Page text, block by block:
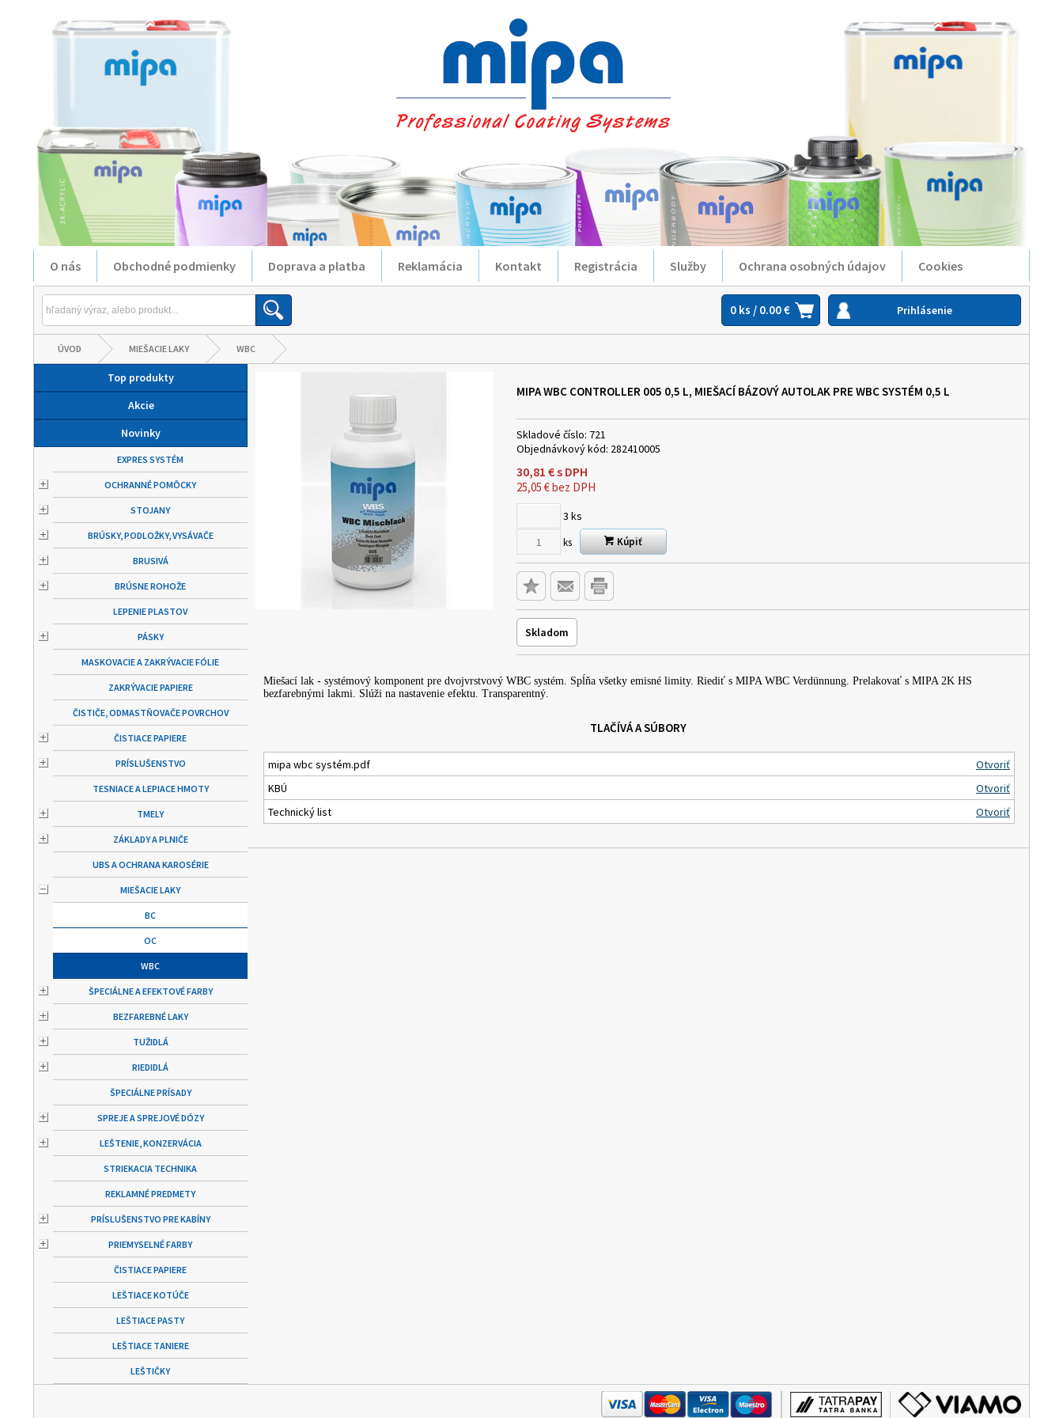
O nás Obchodné podmienky Doprava a platba Reklamácia Kontakt Registrácia Služby Ochrana osobných údajov Cookies
0 ks / 0.00 € Prihlásenie
ÚVOD MIEŠACIE LAKY WBC
Top produkty
Akcie
Novinky
EXPRES SYSTÉM
OCHRANNÉ POMÔCKY
STOJANY
BRÚSKY, PODLOŽKY, VYSÁVAČE
BRUSIVÁ
BRÚSNE ROHOŽE
LEPENIE PLASTOV
PÁSKY
MASKOVACIE A ZAKRÝVACIE FÓLIE
ZAKRÝVACIE PAPIERE
ČISTIČE, ODMASTŇOVAČE POVRCHOV
ČISTIACE PAPIERE
PRÍSLUŠENSTVO
TESNIACE A LEPIACE HMOTY
TMELY
ZÁKLADY A PLNIČE
UBS A OCHRANA KAROSÉRIE
MIEŠACIE LAKY
BC
OC
WBC
ŠPECIÁLNE A EFEKTOVÉ FARBY
BEZFAREBNÉ LAKY
TUŽIDLÁ
RIEDIDLÁ
ŠPECIÁLNE PRÍSADY
SPREJE A SPREJOVÉ DÓZY
LEŠTENIE, KONZERVÁCIA
STRIEKACIA TECHNIKA
REKLAMNÉ PREDMETY
PRÍSLUŠENSTVO PRE KABÍNY
PRIEMYSELNÉ FARBY
ČISTIACE PAPIERE
LEŠTIACE KOTÚČE
LEŠTIACE PASTY
LEŠTIACE TANIERE
LEŠTIČKY
MIPA WBC CONTROLLER 005 0,5 L, MIEŠACÍ BÁZOVÝ AUTOLAK PRE WBC SYSTÉM 0,5 L
Skladové číslo: 721
Objednávkový kód: 282410005
30,81 €s DPH
25,05 €bez DPH
3 ks
ks Kúpiť
Skladom
Miešací lak - systémový komponent pre dvojvrstvový WBC systém. Spĺňa všetky emisné limity. Riediť s MIPA WBC Verdünnung. Prelakovať s MIPA 2K HS
bezfarebnými lakmi. Slúži na nastavenie efektu. Transparentný.
TLAČÍVÁ A SÚBORY
mipa wbc systém.pdf
Otvoriť
KBÚ
Otvoriť
Technický list
Otvoriť